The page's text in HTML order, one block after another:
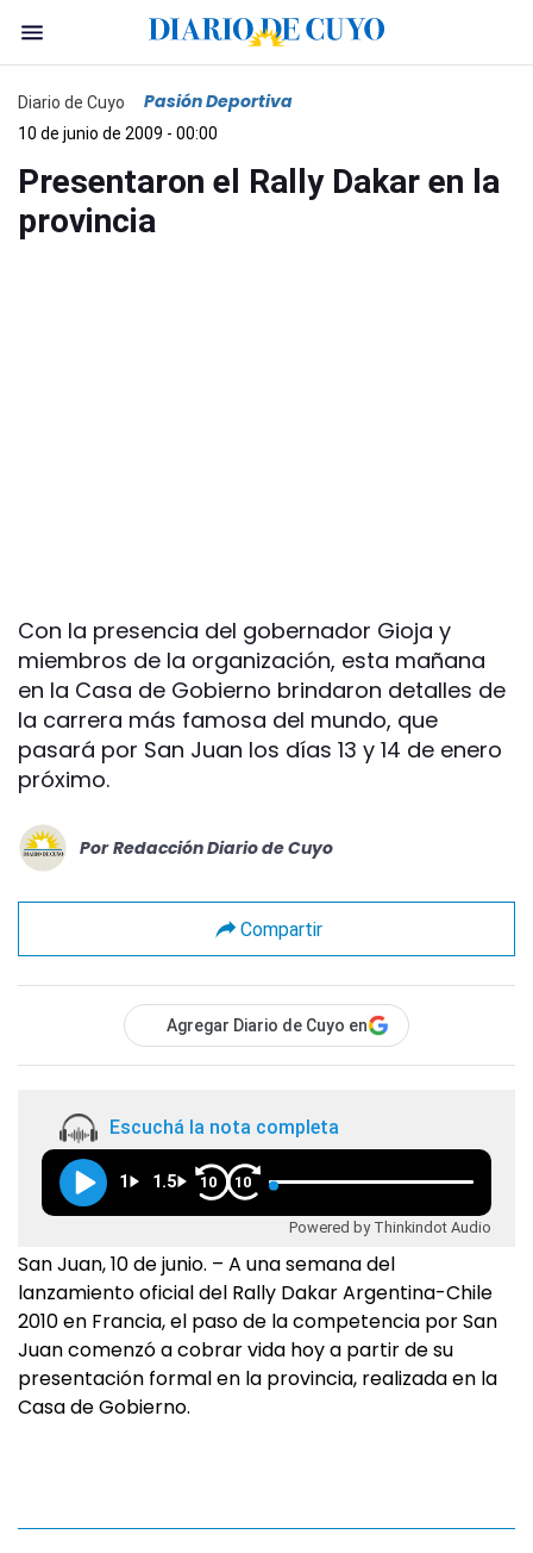
Diario de Cuyo Pasión Deportiva
10 de junio de 2009 - 00:00
Presentaron el Rally Dakar en la
provincia
Con la presencia del gobernador Gioja y
miembros de la organización, esta mañana
en la Casa de Gobierno brindaron detalles de
la carrera más famosa del mundo, que
pasará por San Juan los días 13 y 14 de enero
próximo.
Por Redacción Diario de Cuyo
Compartir
Agregar Diario de Cuyo en
Escuchá la nota completa
1 1.5 10 10
Powered by Thinkindot Audio
San Juan, 10 de junio. – A una semana del
lanzamiento oficial del Rally Dakar Argentina-Chile
2010 en Francia, el paso de la competencia por San
Juan comenzó a cobrar vida hoy a partir de su
presentación formal en la provincia, realizada en la
Casa de Gobierno.